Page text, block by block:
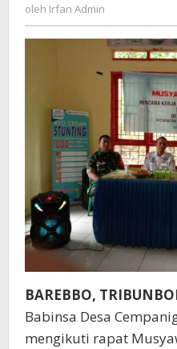
oleh Irfan Admin
BAREBBO,
Babinsa Desa
mengikuti rapat